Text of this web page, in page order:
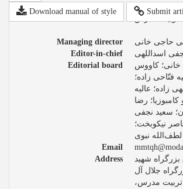
Web address
https://
Concessionaire
تربیت مدرس
Managing director
حاجی خانی
Editor-in-chief
اسداللهی
Editorial board
کاووس
فتّاحی زاده؛
زاده؛ عالیه
رضا
سعید نجفی
نیکوبخت؛
لطف‌‌الله نبوی
Email
Address
بزرگراه شهید
جلال آل
تربیت مدرس،
Download manual of style Submit